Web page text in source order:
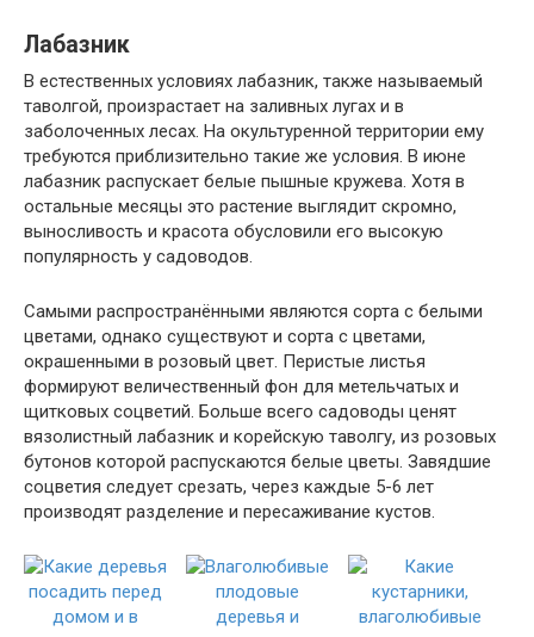
Лабазник
В естественных условиях лабазник, также называемый
таволгой, произрастает на заливных лугах и в
заболоченных лесах. На окультуренной территории ему
требуются приблизительно такие же условия. В июне
лабазник распускает белые пышные кружева. Хотя в
остальные месяцы это растение выглядит скромно,
выносливость и красота обусловили его высокую
популярность у садоводов.
Самыми распространёнными являются сорта с белыми
цветами, однако существуют и сорта с цветами,
окрашенными в розовый цвет. Перистые листья
формируют величественный фон для метельчатых и
щитковых соцветий. Больше всего садоводы ценят
вязолистный лабазник и корейскую таволгу, из розовых
бутонов которой распускаются белые цветы. Завядшие
соцветия следует срезать, через каждые 5-6 лет
производят разделение и пересаживание кустов.